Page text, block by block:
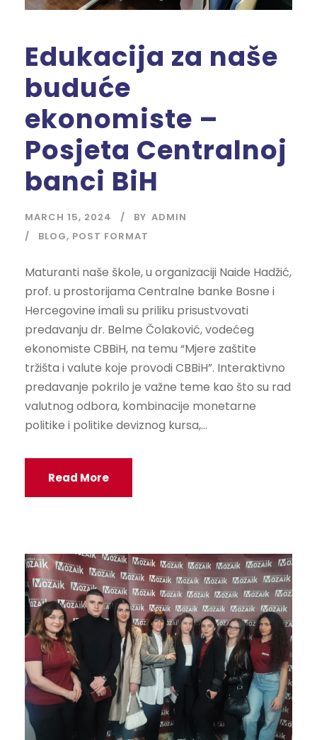
Edukacija za naše
buduće
ekonomiste –
Posjeta Centralnoj
banci BiH
MARCH 15, 2024 BY ADMIN
BLOG, POST FORMAT
Maturanti naše škole, u organizaciji Naide Hadžić,
prof. u prostorijama Centralne banke Bosne i
Hercegovine imali su priliku prisustvovati
predavanju dr. Belme Čolaković, vodećeg
ekonomiste CBBiH, na temu “Mjere zaštite
tržišta i valute koje provodi CBBiH”. Interaktivno
predavanje pokrilo je važne teme kao što su rad
valutnog odbora, kombinacije monetarne
politike i politike deviznog kursa,...
Read More